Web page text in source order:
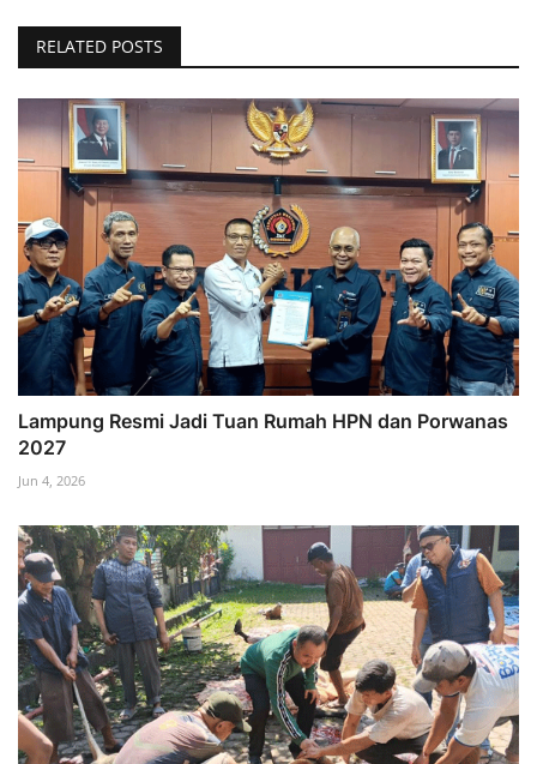
RELATED POSTS
Lampung Resmi Jadi Tuan Rumah HPN dan Porwanas
2027
Jun 4, 2026